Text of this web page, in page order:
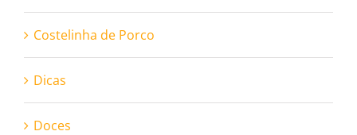
Costelinha de Porco
Dicas
Doces